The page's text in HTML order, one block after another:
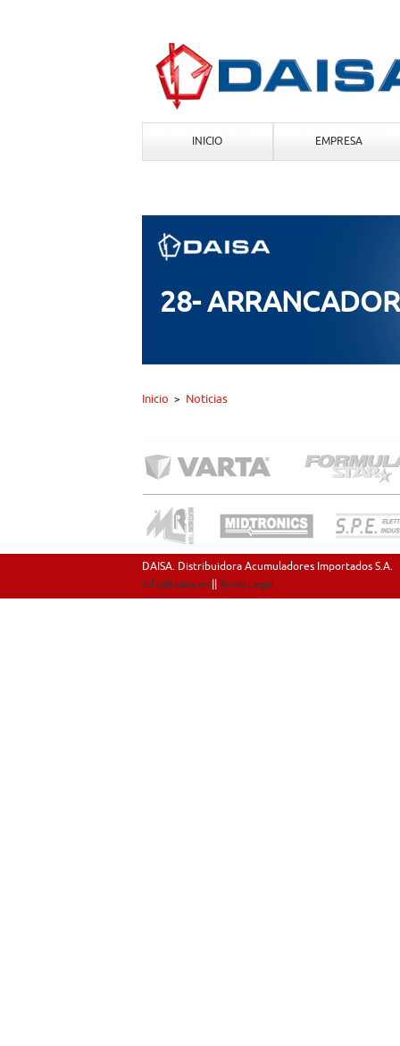
INICIO EMPRESA
28-
Inicio > Noticias
DAISA. Distribuidora Acumuladores Importados S.A.
info@daisa.es|| Aviso Legal